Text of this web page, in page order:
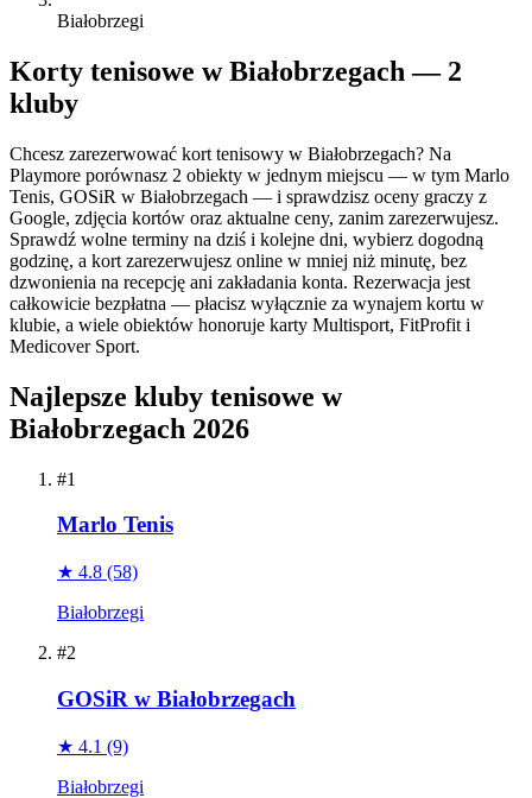
Białobrzegi
Korty tenisowe w Białobrzegach — 2
kluby
Chcesz zarezerwować kort tenisowy w Białobrzegach? Na
Playmore porównasz 2 obiekty w jednym miejscu — w tym Marlo
Tenis, GOSiR w Białobrzegach — i sprawdzisz oceny graczy z
Google, zdjęcia kortów oraz aktualne ceny, zanim zarezerwujesz.
Sprawdź wolne terminy na dziś i kolejne dni, wybierz dogodną
godzinę, a kort zarezerwujesz online w mniej niż minutę, bez
dzwonienia na recepcję ani zakładania konta. Rezerwacja jest
całkowicie bezpłatna — płacisz wyłącznie za wynajem kortu w
klubie, a wiele obiektów honoruje karty Multisport, FitProfit i
Medicover Sport.
Najlepsze kluby tenisowe w
Białobrzegach 2026
#1
Marlo Tenis
★ 4.8 (58)
Białobrzegi
#2
GOSiR w Białobrzegach
★ 4.1 (9)
Białobrzegi